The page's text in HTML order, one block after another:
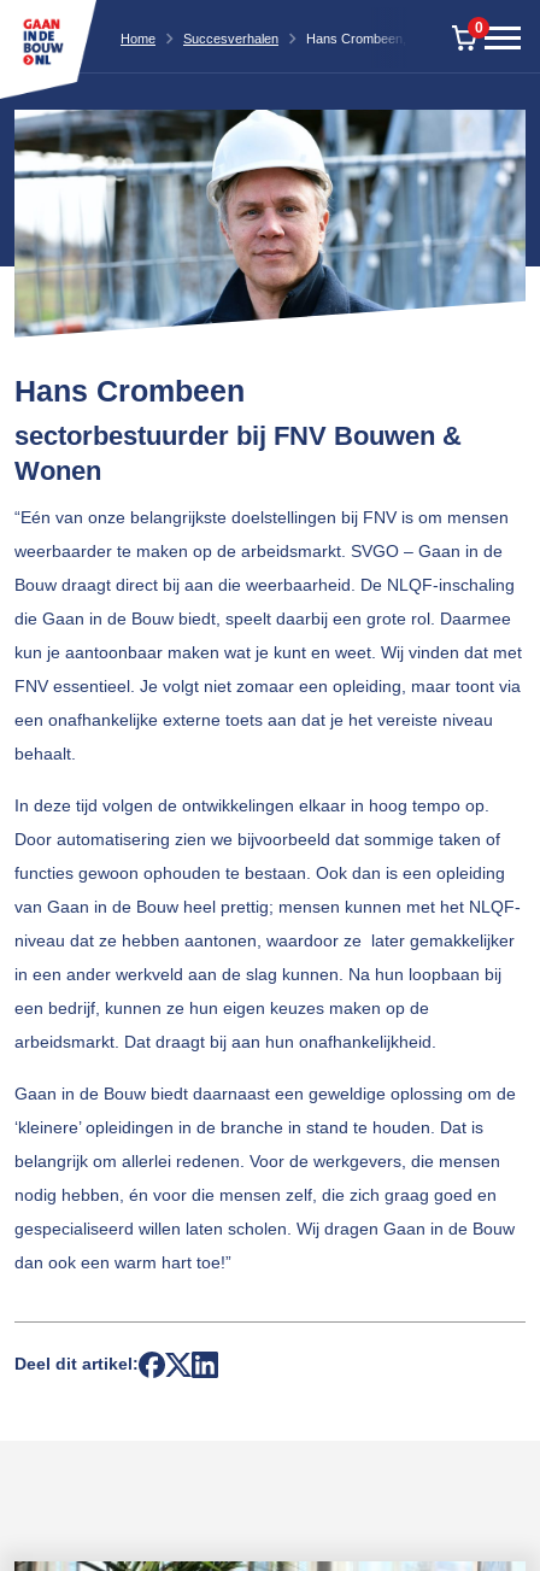
0
Home Succesverhalen Hans Crombeen, sectorbestuurder bij
Hans Crombeen
sectorbestuurder bij FNV Bouwen &
Wonen
“Eén van onze belangrijkste doelstellingen bij FNV is om mensen
weerbaarder te maken op de arbeidsmarkt. SVGO – Gaan in de
Bouw draagt direct bij aan die weerbaarheid. De NLQF-inschaling
die Gaan in de Bouw biedt, speelt daarbij een grote rol. Daarmee
kun je aantoonbaar maken wat je kunt en weet. Wij vinden dat met
FNV essentieel. Je volgt niet zomaar een opleiding, maar toont via
een onafhankelijke externe toets aan dat je het vereiste niveau
behaalt.
In deze tijd volgen de ontwikkelingen elkaar in hoog tempo op.
Door automatisering zien we bijvoorbeeld dat sommige taken of
functies gewoon ophouden te bestaan. Ook dan is een opleiding
van Gaan in de Bouw heel prettig; mensen kunnen met het NLQF-
niveau dat ze hebben aantonen, waardoor ze later gemakkelijker
in een ander werkveld aan de slag kunnen. Na hun loopbaan bij
een bedrijf, kunnen ze hun eigen keuzes maken op de
arbeidsmarkt. Dat draagt bij aan hun onafhankelijkheid.
Gaan in de Bouw biedt daarnaast een geweldige oplossing om de
‘kleinere’ opleidingen in de branche in stand te houden. Dat is
belangrijk om allerlei redenen. Voor de werkgevers, die mensen
nodig hebben, én voor die mensen zelf, die zich graag goed en
gespecialiseerd willen laten scholen. Wij dragen Gaan in de Bouw
dan ook een warm hart toe!”
Deel dit artikel: